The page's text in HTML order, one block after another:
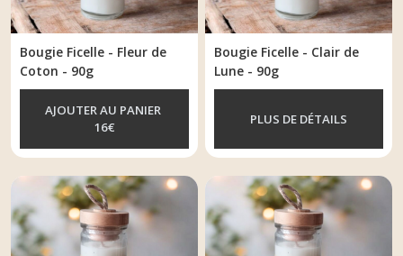
Bougie Ficelle - Fleur de
Coton - 90g
AJOUTER AU PANIER
16€
Bougie Ficelle - Clair de
Lune - 90g
PLUS DE DÉTAILS